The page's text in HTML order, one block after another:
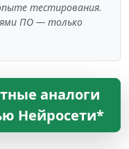
тестирования.
ПО — только
аналоги
Нейросети*